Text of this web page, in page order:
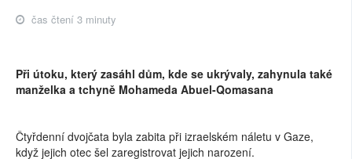
čas čtení 3 minuty
Při útoku, který zasáhl dům, kde se ukrývaly, zahynula také
manželka a tchyně Mohameda Abuel-Qomasana
Čtyřdenní dvojčata byla zabita při izraelském náletu v Gaze,
když jejich otec šel zaregistrovat jejich narození.